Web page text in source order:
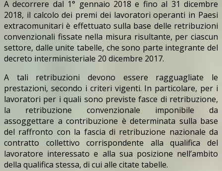
A decorrere dal 1° gennaio 2018 e fino al 31 dicembre
2018, il calcolo dei premi dei lavoratori operanti in Paesi
extracomunitari è effettuato sulla base delle retribuzioni
convenzionali fissate nella misura risultante, per ciascun
settore, dalle unite tabelle, che sono parte integrante del
decreto interministeriale 20 dicembre 2017.
A tali retribuzioni devono essere ragguagliate le
prestazioni, secondo i criteri vigenti. In particolare, per i
lavoratori per i quali sono previste fasce di retribuzione,
la retribuzione convenzionale imponibile da
assoggettare a contribuzione è determinata sulla base
del raffronto con la fascia di retribuzione nazionale da
contratto collettivo corrispondente alla qualifica del
lavoratore interessato e alla sua posizione nell’ambito
della qualifica stessa, di cui alle citate tabelle.